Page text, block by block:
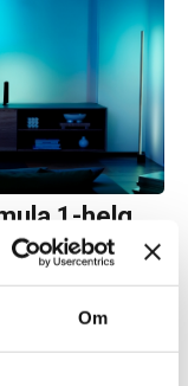
Om
1-helg
Philips
HDMI Sync Box till
av dessa enheter